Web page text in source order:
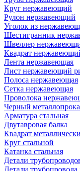
Круг нержавеющий
Рулон нержавеющий
Уголок из
Шестигранник
Швеллер
Квадрат
Лента нержавеющая
Лист нержавеющий
Полоса нержавеющая
Сетка нержавеющая
Проволока
Черный
Арматура стальная
Двутавровая балка
Квадрат
Круг стальной
Катанка стальная
Детали
Детали